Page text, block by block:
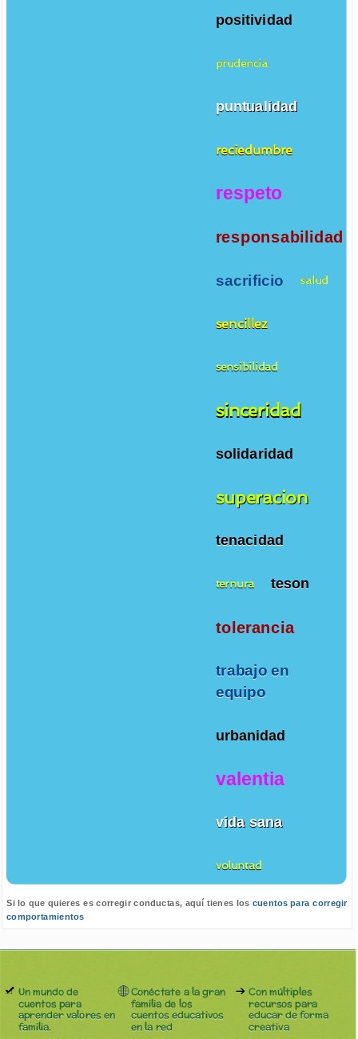
positividad
prudencia
puntualidad
reciedumbre
respeto
responsabilidad
sacrificio salud
sencillez
sensibilidad
sinceridad
solidaridad
superacion
tenacidad
ternura teson
tolerancia
trabajo en
equipo
urbanidad
valentia
vida sana
voluntad
Si lo que quieres es corregir conductas, aquí tienes los cuentos para corregir
comportamientos
Un mundo de
cuentos para
aprender valores en
familia.
Conéctate a la gran
familia de los
cuentos educativos
en la red
Con múltiples
recursos para
educar de forma
creativa